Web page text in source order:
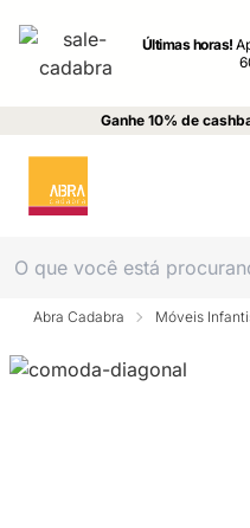
Últimas horas!
Ganhe 10% de
Abra Cadabra Móveis